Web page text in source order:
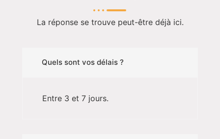
La réponse se trouve peut-être déjà ici.
Quels sont vos délais ?
Entre 3 et 7 jours.